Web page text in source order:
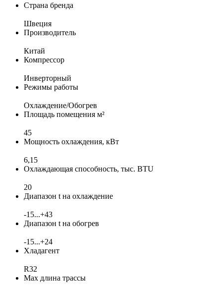
Страна бренда
Швеция
Производитель
Китай
Компрессор
Инверторный
Режимы работы
Охлаждение/Обогрев
Площадь помещения м²
45
Мощность охлаждения, кВт
6,15
Охлаждающая способность, тыс. BTU
20
Диапазон t на охлаждение
-15...+43
Диапазон t на обогрев
-15...+24
Хладагент
R32
Max длина трассы